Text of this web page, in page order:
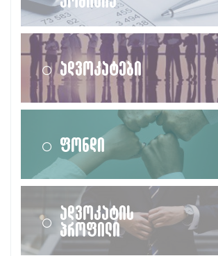
ადვოკატები
ფონდი
ადვოკატის
პროფილი